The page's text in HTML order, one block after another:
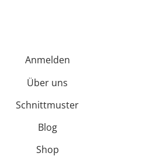
Anmelden
Über uns
Schnittmuster
Blog
Shop